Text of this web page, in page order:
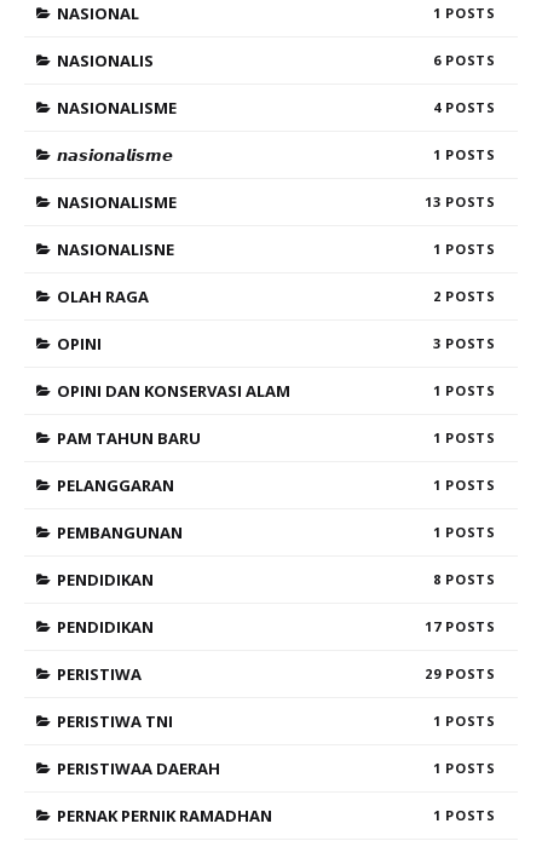
NASIONAL 1
NASIONALIS 6
NASIONALISME 4
𝙣𝙖𝙨𝙞𝙤𝙣𝙖𝙡𝙞𝙨𝙢𝙚 1
NASIONALISME 13
NASIONALISNE 1
OLAH RAGA 2
OPINI 3
OPINI DAN KONSERVASI ALAM 1
PAM TAHUN BARU 1
PELANGGARAN 1
PEMBANGUNAN 1
PENDIDIKAN 8
PENDIDIKAN 17
PERISTIWA 29
PERISTIWA TNI 1
PERISTIWAA DAERAH 1
PERNAK PERNIK RAMADHAN 1